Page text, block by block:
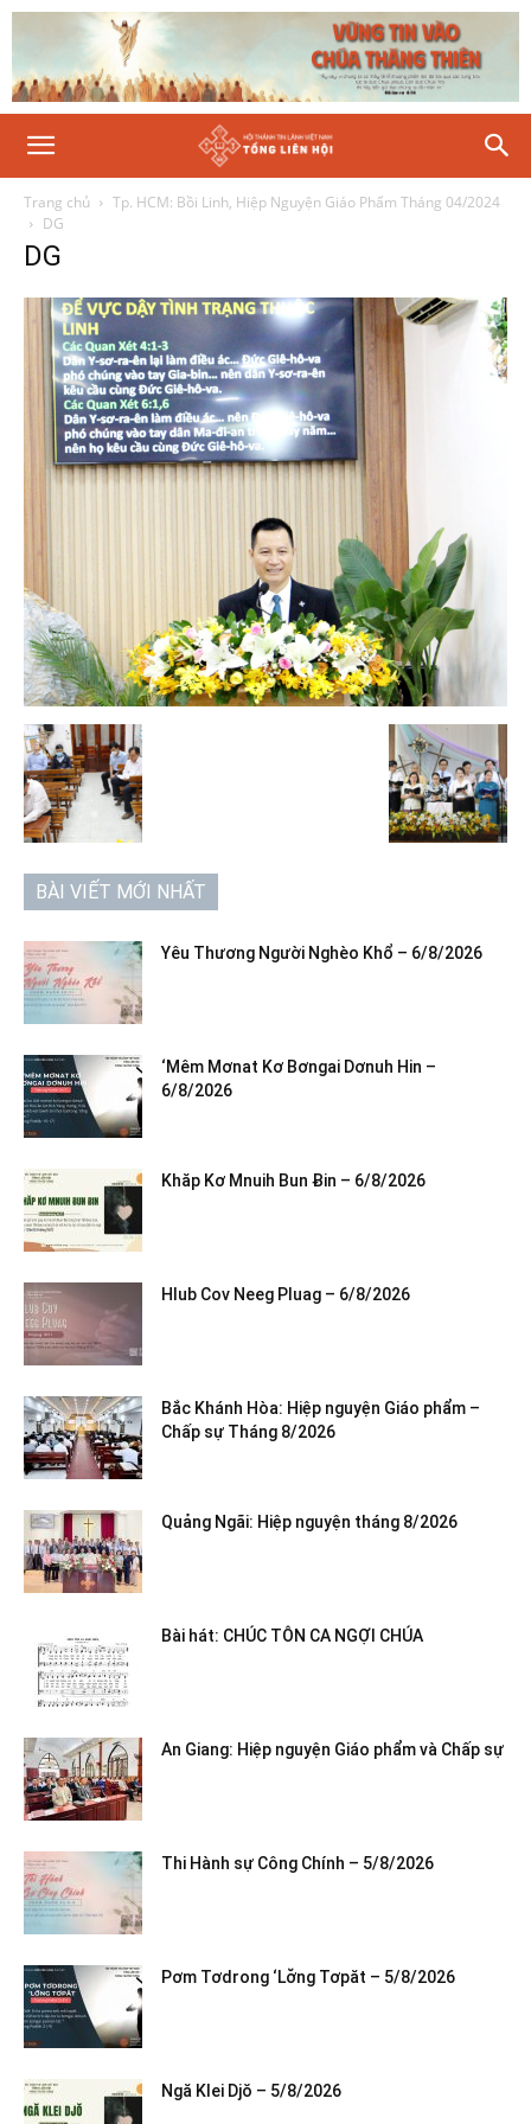
Trang chủ
Tp. HCM: Bồi Linh, Hiệp Nguyện Giáo Phẩm Tháng 04/2024
DG
DG
BÀI VIẾT MỚI NHẤT
Yêu Thương Người Nghèo Khổ – 6/8/2026
‘Mêm Mơnat Kơ Bơngai Dơnuh Hin –
6/8/2026
Khăp Kơ Mnuih Bun Ƀin – 6/8/2026
Hlub Cov Neeg Pluag – 6/8/2026
Bắc Khánh Hòa: Hiệp nguyện Giáo phẩm –
Chấp sự Tháng 8/2026
Quảng Ngãi: Hiệp nguyện tháng 8/2026
Bài hát: CHÚC TÔN CA NGỢI CHÚA
An Giang: Hiệp nguyện Giáo phẩm và Chấp sự
Thi Hành sự Công Chính – 5/8/2026
Pơm Tơdrong ‘Lơ̆ng Tơpăt – 5/8/2026
Ngă Klei Djŏ – 5/8/2026